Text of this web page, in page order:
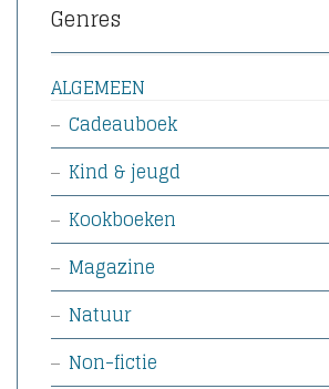
Genres
ALGEMEEN
Cadeauboek
Kind & jeugd
Kookboeken
Magazine
Natuur
Non-fictie